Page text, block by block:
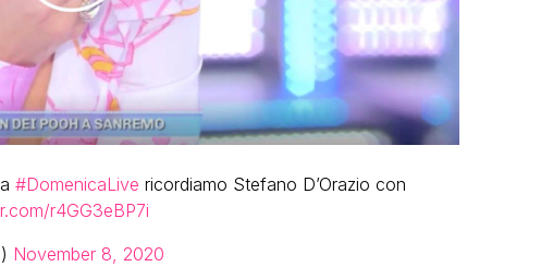
#DomenicaLive ricordiamo Stefano D’Orazio con
r4GG3eBP7i
November 8, 2020